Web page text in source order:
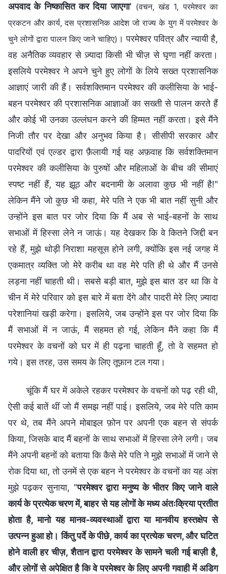
अपवाद के निष्कासित कर दिया जाएगा' (वचन, खंड 1, परमेश्वर का
प्रकटन और कार्य, दस प्रशासनिक आदेश जो राज्य के युग में परमेश्वर के
चुने लोगों द्वारा पालन किए जाने चाहिए) । परमेश्वर पवित्र और न्यायी है,
वह अनैतिक व्यवहार से ज़्यादा किसी भी चीज़ से घृणा नहीं करता।
इसलिये परमेश्वर ने अपने चुने हुए लोगों के लिये सख्त प्रशासनिक
आज्ञाएं जारी की हैं। सर्वशक्तिमान परमेश्वर की कलीसिया के भाई-
बहन परमेश्वर की प्रशासनिक आज्ञाओं का सख्ती से पालन करते हैं
और कोई भी उनका उल्लंघन करने की हिम्मत नहीं करता। इसे मैंने
निजी तौर पर देखा और अनुभव किया है। सीसीपी सरकार और
पादरियों एवं एल्डर द्वारा फ़ैलायी गई यह अफ़वाह कि सर्वशक्तिमान
परमेश्वर की कलीसिया के पुरुषों और महिलाओं के बीच की सीमाएं
स्पष्ट नहीं हैं, यह झूठ और बदनामी के अलावा कुछ भी नहीं है!"
लेकिन मैंने जो कुछ भी कहा, मेरे पति ने एक भी बात नहीं सुनी और
उन्होंने इस बात पर जोर दिया कि मैं अब से भाई-बहनों के साथ
सभाओं में हिस्सा लेने न जाऊं। यह देखकर कि वे कितने जिद्दी बन
रहे हैं, मुझे थोड़ी निराशा महसूस होने लगी, क्योंकि इस नई जगह में
एकमात्र व्यक्ति जो मेरे करीब था वह मेरे पति ही थे और मैं उनसे
लड़ना नहीं चाहती थी। सबसे बड़ी बात, मुझे इस बात डर था कि वे
चीन में मेरे परिवार को इस बारे में बता देंगे और पादरी मेरे लिए ज़्यादा
परेशानियां खड़ी करेगा। इसलिये, जब उन्होंने इस पर जोर दिया कि
मैं सभाओं में न जाऊं, मैं सहमत हो गई, लेकिन मैंने कहा कि मैं
परमेश्वर के वचनों को घर में ही पढ़ना चाहती हूँ, तो वे सहमत हो
गये। इस तरह, उस समय के लिए तूफ़ान टल गया।
चूंकि मैं घर में अकेले रहकर परमेश्वर के वचनों को पढ़ रही थी,
ऐसी कई बातें थीं जो मैं समझ नहीं पाई। इसलिये, जब मेरे पति काम
पर थे, तब मैंने अपने मोबाइल फ़ोन पर अपनी एक बहन से संपर्क
किया, जिसके बाद मैं बहनों के साथ सभाओं में हिस्सा लेने लगी। जब
मैंने अपनी बहनों को बताया कि कैसे मेरे पति ने मुझे सभाओं में जाने से
रोक दिया था, तो उनमें से एक बहन ने परमेश्वर के वचनों का यह अंश
मुझे पढ़कर सुनाया, "परमेश्वर द्वारा मनुष्य के भीतर किए जाने वाले
कार्य के प्रत्येक चरण में, बाहर से यह लोगों के मध्य अंतःक्रिया प्रतीत
होता है, मानो यह मानव-व्यवस्थाओं द्वारा या मानवीय हस्तक्षेप से
उत्पन्न हुआ हो। किंतु पर्दे के पीछे, कार्य का प्रत्येक चरण, और घटित
होने वाली हर चीज़, शैतान द्वारा परमेश्वर के सामने चली गई बाज़ी है,
और लोगों से अपेक्षित है कि वे परमेश्वर के लिए अपनी गवाही में अडिग